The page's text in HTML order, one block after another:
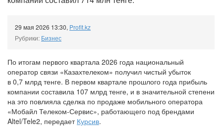
29 мая 2026 13:30, Profit.kz
Рубрики: Бизнес
По итогам первого квартала 2026 года национальный
оператор связи «Казахтелеком» получил чистый убыток
в 0,7 млрд тенге. В первом квартале прошлого года прибыль
компании составила 107 млрд тенге, и в значительной степени
на это повлияла сделка по продаже мобильного оператора
«Мобайл Телеком-Сервис», работающего под брендами
Altel/Tele2, передает Курсив.